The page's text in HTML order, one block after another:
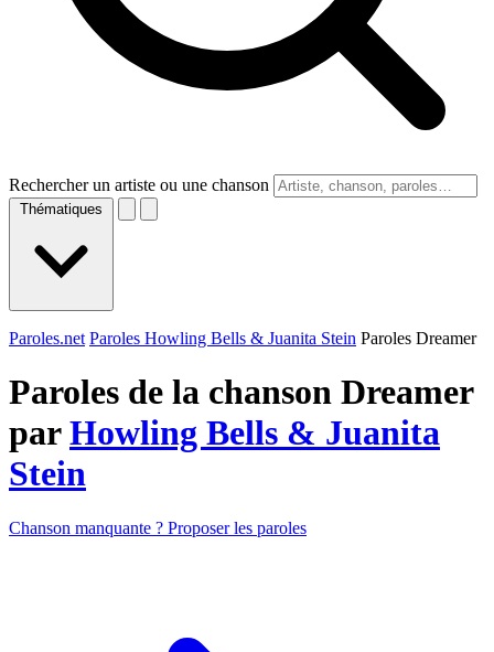
Rechercher un artiste ou une chanson
Thématiques
Paroles.net Paroles Howling Bells & Juanita Stein Paroles Dreamer
Paroles de la chanson Dreamer
parHowling Bells & Juanita
Stein
Chanson manquante ? Proposer les paroles